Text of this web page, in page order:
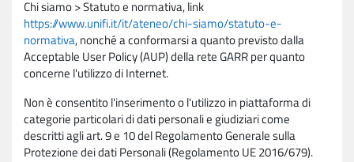
Chi siamo > Statuto e normativa, link
https://www.unifi.it/it/ateneo/chi-siamo/statuto-e-
normativa, nonché a conformarsi a quanto previsto dalla
Acceptable User Policy (AUP) della rete GARR per quanto
concerne l'utilizzo di Internet.
Non è consentito l'inserimento o l'utilizzo in piattaforma di
categorie particolari di dati personali e giudiziari come
descritti agli art. 9 e 10 del Regolamento Generale sulla
Protezione dei dati Personali (Regolamento UE 2016/679).